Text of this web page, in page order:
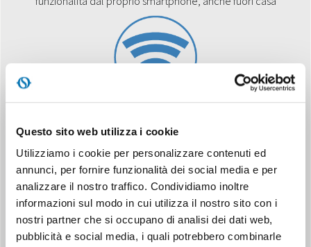
Questo sito web utilizza i cookie
Utilizziamo i cookie per personalizzare contenuti ed
annunci, per fornire funzionalità dei social media e per
analizzare il nostro traffico. Condividiamo inoltre
informazioni sul modo in cui utilizza il nostro sito con i
nostri partner che si occupano di analisi dei dati web,
pubblicità e social media, i quali potrebbero combinarle
TOUCHSCREEN DISPLAY
Pannello comandi a sfioro, dall'impatto estetico minimale, per
un controllo di precisione.